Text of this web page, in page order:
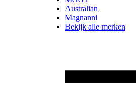
Australian
Magnanni
Bekijk alle merken